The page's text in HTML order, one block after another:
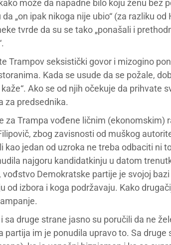
može da napadne bilo koju ženu bez
„on ipak nikoga nije ubio“ (za razliku od
tvrde da su se tako „ponašali i
Trampov seksistički govor i mizogino
Kada se usude da se požale,
Ako se od njih očekuje da prihvate
za predsednika.
za Trampa vođene ličnim (ekonomskim)
zbog zavisnosti od muškog
kao jedan od uzroka ne treba odbaciti ni
najgoru kandidatkinju u datom
Demokratske partije je svojoj
od izbora i koga podržavaju. Kako
sa druge strane jasno su poručili da ne
partija im je ponudila upravo to. Sa druge